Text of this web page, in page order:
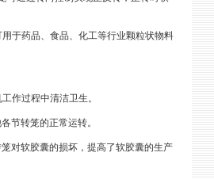
于药品、食品、化工等行业颗粒状物料
作过程中清洁卫生。
节转笼的正常运转。
对软胶囊的损坏，提高了软胶囊的生产